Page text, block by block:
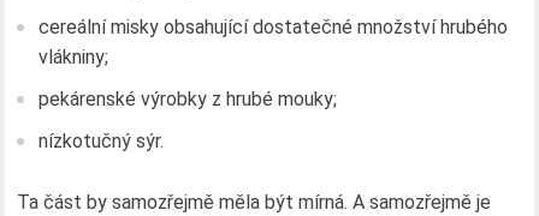
cereální misky obsahující dostatečné množství hrubého
vlákniny;
pekárenské výrobky z hrubé mouky;
nízkotučný sýr.
Ta část by samozřejmě měla být mírná. A samozřejmě je